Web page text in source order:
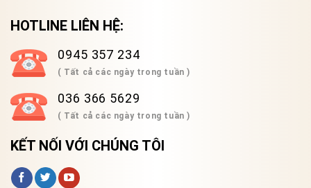
HOTLINE LIÊN HỆ:
0945 357 234
( Tất cả các ngày trong tuần )
036 366 5629
( Tất cả các ngày trong tuần )
KẾT NỐI VỚI CHÚNG TÔI